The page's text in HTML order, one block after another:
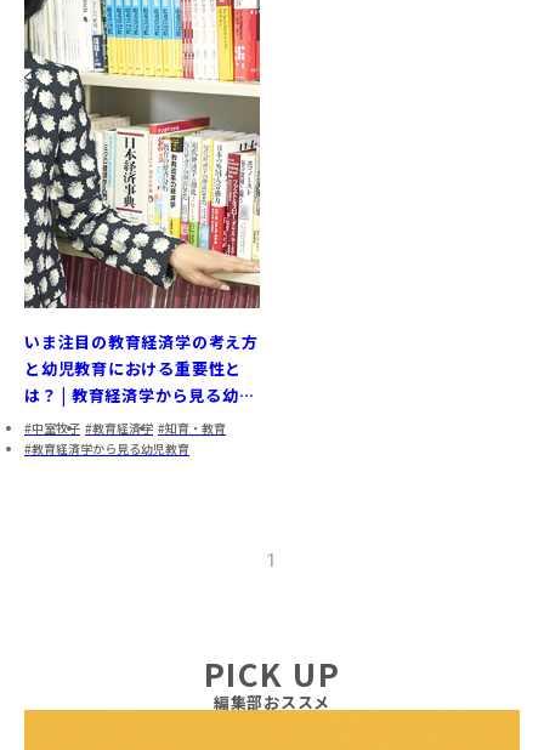
いま注目の教育経済学の考え方
と幼児教育における重要性と
は？ | 教育経済学から見る幼児
教育①
中室牧子 教育経済学
知育・教育
教育経済学から見る幼児教育
1
PICK UP
編集部おススメ